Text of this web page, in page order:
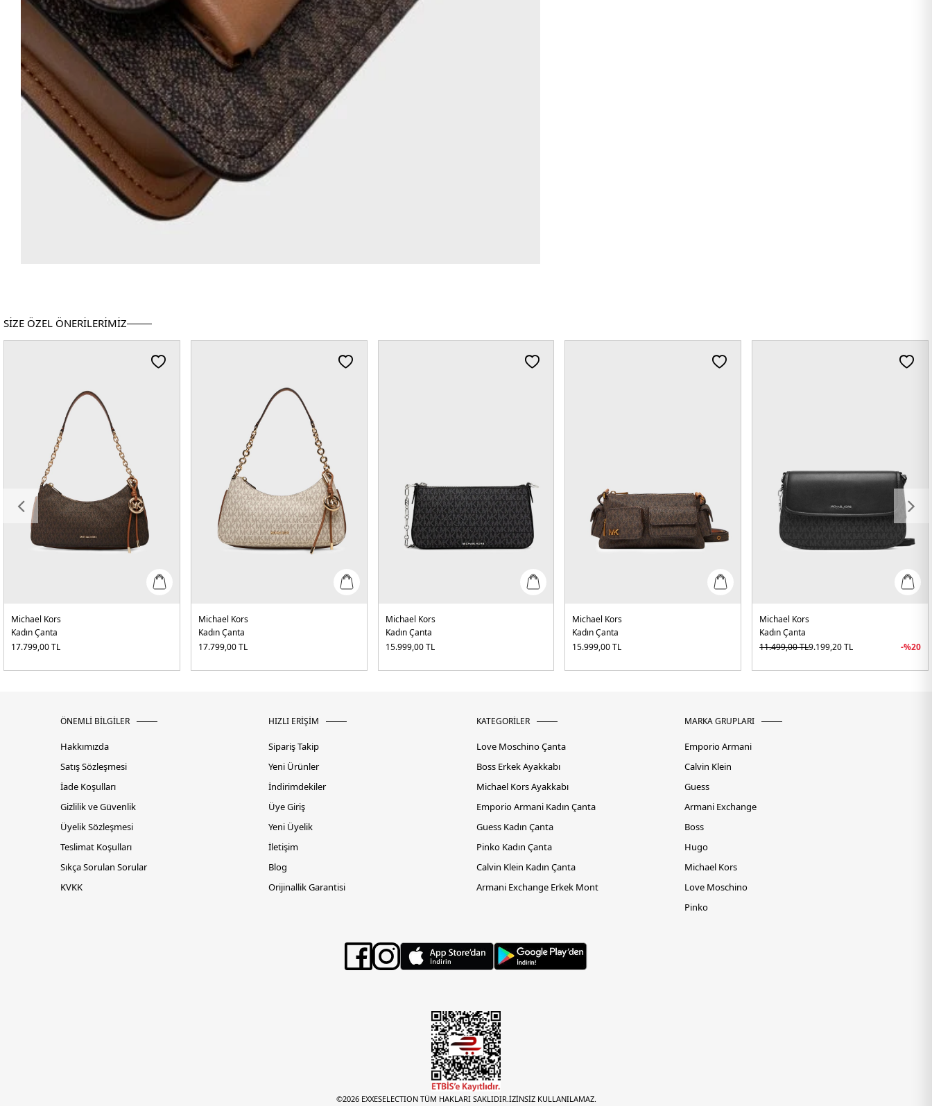
SİZE ÖZEL ÖNERİLERİMİZ
Michael Kors
Kadın Çanta
17.799,00TL
Michael Kors
Kadın Çanta
17.799,00TL
Michael Kors
Kadın Çanta
15.999,00TL
Michael Kors
Kadın Çanta
15.999,00TL
Michael Kors
Kadın Çanta
11.499,00TL9.199,20TL -%20
ÖNEMLİ BİLGİLER
Hakkımızda
Satış Sözleşmesi
İade Koşulları
Gizlilik ve Güvenlik
Üyelik Sözleşmesi
Teslimat Koşulları
Sıkça Sorulan Sorular
KVKK
HIZLI ERİŞİM
Sipariş Takip
Yeni Ürünler
İndirimdekiler
Üye Giriş
Yeni Üyelik
İletişim
Blog
Orijinallik Garantisi
KATEGORİLER
Love Moschino Çanta
Boss Erkek Ayakkabı
Michael Kors Ayakkabı
Emporio Armani Kadın Çanta
Guess Kadın Çanta
Pinko Kadın Çanta
Calvin Klein Kadın Çanta
Armani Exchange Erkek Mont
MARKA GRUPLARI
Emporio Armani
Calvin Klein
Guess
Armani Exchange
Boss
Hugo
Michael Kors
Love Moschino
Pinko
©2026 EXXESELECTION TÜM HAKLARI SAKLIDIR.İZİNSİZ KULLANILAMAZ.